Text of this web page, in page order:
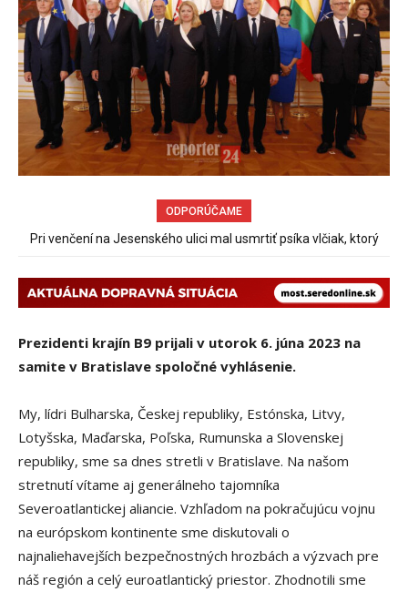
ODPORÚČAME
Pri venčení na Jesenského ulici mal usmrtiť psíka vlčiak, ktorý
Prezidenti krajín B9 prijali v utorok 6. júna 2023 na
samite v Bratislave spoločné vyhlásenie.
My, lídri Bulharska, Českej republiky, Estónska, Litvy,
Lotyšska, Maďarska, Poľska, Rumunska a Slovenskej
republiky, sme sa dnes stretli v Bratislave. Na našom
stretnutí vítame aj generálneho tajomníka
Severoatlantickej aliancie. Vzhľadom na pokračujúcu vojnu
na európskom kontinente sme diskutovali o
najnaliehavejších bezpečnostných hrozbách a výzvach pre
náš región a celý euroatlantický priestor. Zhodnotili sme